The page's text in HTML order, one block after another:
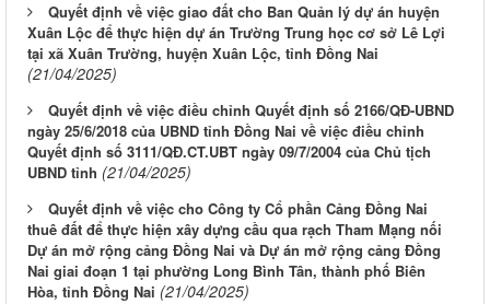
Quyết định về việc giao đất cho Ban Quản lý dự án huyện
Xuân Lộc để thực hiện dự án Trường Trung học cơ sở Lê Lợi
tại xã Xuân Trường, huyện Xuân Lộc, tỉnh Đồng Nai
(21/04/2025)
Quyết định về việc điều chỉnh Quyết định số 2166/QĐ-UBND
ngày 25/6/2018 của UBND tỉnh Đồng Nai về việc điều chỉnh
Quyết định số 3111/QĐ.CT.UBT ngày 09/7/2004 của Chủ tịch
UBND tỉnh (21/04/2025)
Quyết định về việc cho Công ty Cổ phần Cảng Đồng Nai
thuê đất để thực hiện xây dựng cầu qua rạch Tham Mạng nối
Dự án mở rộng cảng Đồng Nai và Dự án mở rộng cảng Đồng
Nai giai đoạn 1 tại phường Long Bình Tân, thành phố Biên
Hòa, tỉnh Đồng Nai (21/04/2025)